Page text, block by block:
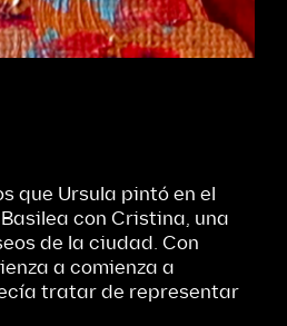
que Ursula pintó en el
con Cristina, una
de la ciudad. Con
a comienza a
tratar de representar